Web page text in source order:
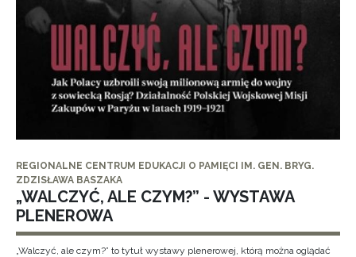
REGIONALNE CENTRUM EDUKACJI O PAMIĘCI IM. GEN. BRYG.
ZDZISŁAWA BASZAKA
„WALCZYĆ, ALE CZYM?” - WYSTAWA
PLENEROWA
„Walczyć, ale czym?” to tytuł wystawy plenerowej, którą można oglądać